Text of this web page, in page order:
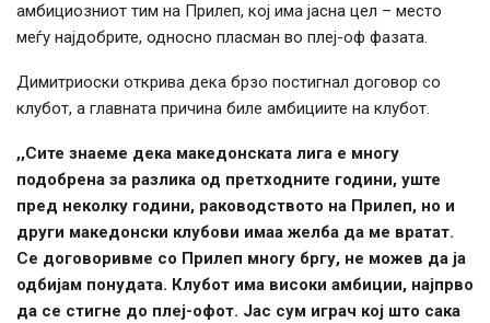
амбициозниот тим на Прилеп, кој има јасна цел – место
меѓу најдобрите, односно пласман во плеј-оф фазата.
Димитриоски открива дека брзо постигнал договор со
клубот, а главната причина биле амбициите на клубот.
,,Сите знаеме дека македонската лига е многу
подобрена за разлика од претходните години, уште
пред неколку години, раководството на Прилеп, но и
други македонски клубови имаа желба да ме вратат.
Се договоривме со Прилеп многу бргу, не можев да ја
одбијам понудата. Клубот има високи амбиции, најпрво
да се стигне до плеј-офот. Јас сум играч кој што сака